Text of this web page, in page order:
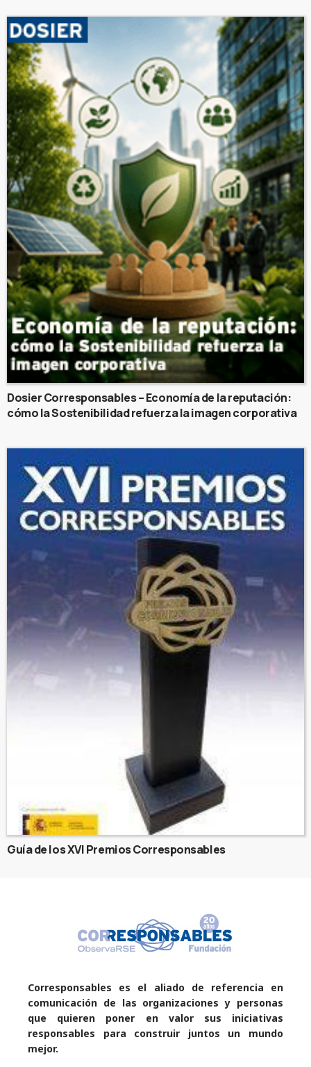
Dosier Corresponsables – Economía de la reputación:
cómo la Sostenibilidad refuerza la imagen corporativa
Guía de los XVI Premios Corresponsables
Corresponsables es el aliado de referencia en
comunicación de las organizaciones y personas
que quieren poner en valor sus iniciativas
responsables para construir juntos un mundo
mejor.